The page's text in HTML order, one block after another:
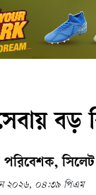
পরিবেশক, সিলেট
২০২৬, ০৪:৩৯ পিএম